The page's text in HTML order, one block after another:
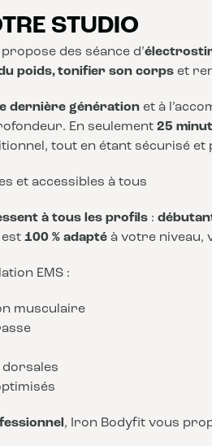
STUDIO
des séance d’
poids, tonifier son corps et
dernière génération et à
En seulement 25
tout en étant sécurisé et
et accessibles à tous
à tous les profils :
100 % adapté à votre niveau,
EMS :
musculaire
dorsales
, Iron Bodyfit vous